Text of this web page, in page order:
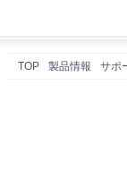
TOP 製品情報 サポ